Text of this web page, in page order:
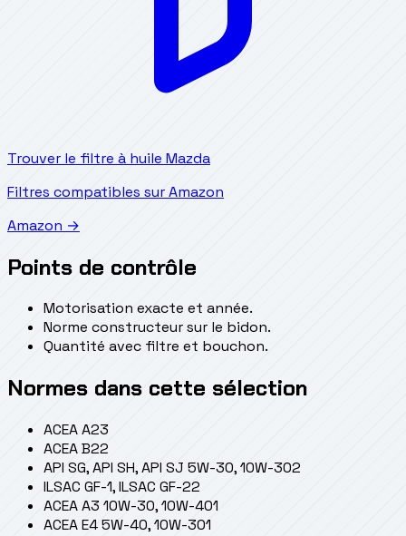
Trouver le filtre à huile Mazda
Filtres compatibles sur Amazon
Amazon →
Points de contrôle
Motorisation exacte et année.
Norme constructeur sur le bidon.
Quantité avec filtre et bouchon.
Normes dans cette sélection
ACEA A23
ACEA B22
API SG, API SH, API SJ 5W-30, 10W-302
ILSAC GF-1, ILSAC GF-22
ACEA A3 10W-30, 10W-401
ACEA E4 5W-40, 10W-301